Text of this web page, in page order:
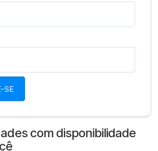
SE
com disponibilidade